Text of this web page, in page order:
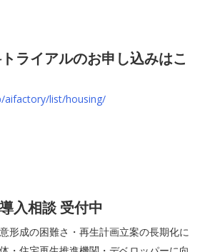
ライアルのお申し込みはこ
aifactory/list/housing/
入相談 受付中
形成の困難さ・再生計画立案の長期化に